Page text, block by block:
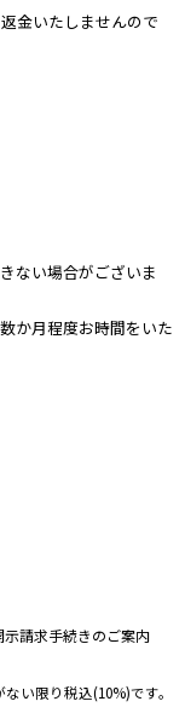
金いたしませんので
ない場合がございま
か月程度お時間をいた
請求手続きのご案内
い限り税込(10%)です。